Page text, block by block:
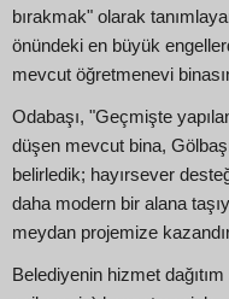
bırakmak" olarak
önündeki en büyük
mevcut öğretmenevi
Odabaşı, "Geçmişte
düşen mevcut bina,
belirledik; hayırsever
daha modern bir alana
meydan projemize
Belediyenin hizmet